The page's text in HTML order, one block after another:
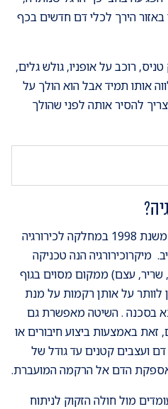
באזור הירך לכלי דם חדשים בכף
רוכב על אופניו, גולש גלים,
אותו תמיד אבל הוא הולך על
להסיר אותה לפני שהולך
היחידה למיקרו כירורגיה פועלת משנת 1998 במחלקה לכירורגיה
מיקרוכירורגיה הנה טכניקה
עצם) ממקום מסוים בגוף
לוותר על אותן רקמות על מנת
בסכנה . השיטה מאפשרת גם
באמצעות ביצוע חיבורים או
ועצבים קטנים עד גודל של
הדם אל הרקמה המועברת.
מול חולה הזקוק לניתוח